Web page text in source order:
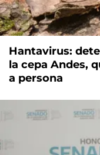
Hantavirus:
la cepa Andes,
a persona